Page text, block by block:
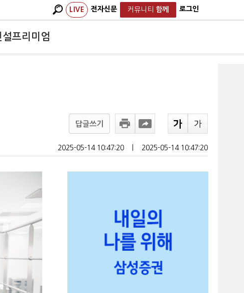
LIVE 전자신문 커뮤니티 함께 로그인
설프리미엄
답글쓰기
2025-05-14 10:47:20 2025-05-14 10:47:20